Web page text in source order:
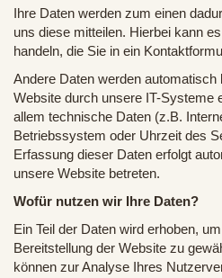
Ihre Daten werden zum einen
uns diese mitteilen. Hierbei kann
handeln, die Sie in ein
Andere Daten werden automatisch
Website durch unsere IT-Systeme
allem technische Daten (z.B.
Betriebssystem oder Uhrzeit des
Erfassung dieser Daten erfolgt
unsere Website betreten.
Wofür nutzen wir Ihre Daten?
Ein Teil der Daten wird erhoben,
Bereitstellung der Website zu
können zur Analyse Ihres